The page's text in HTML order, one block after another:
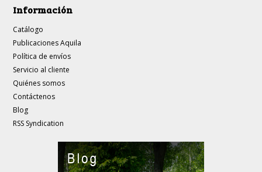
Información
Catálogo
Publicaciones Aquila
Política de envíos
Servicio al cliente
Quiénes somos
Contáctenos
Blog
RSS Syndication